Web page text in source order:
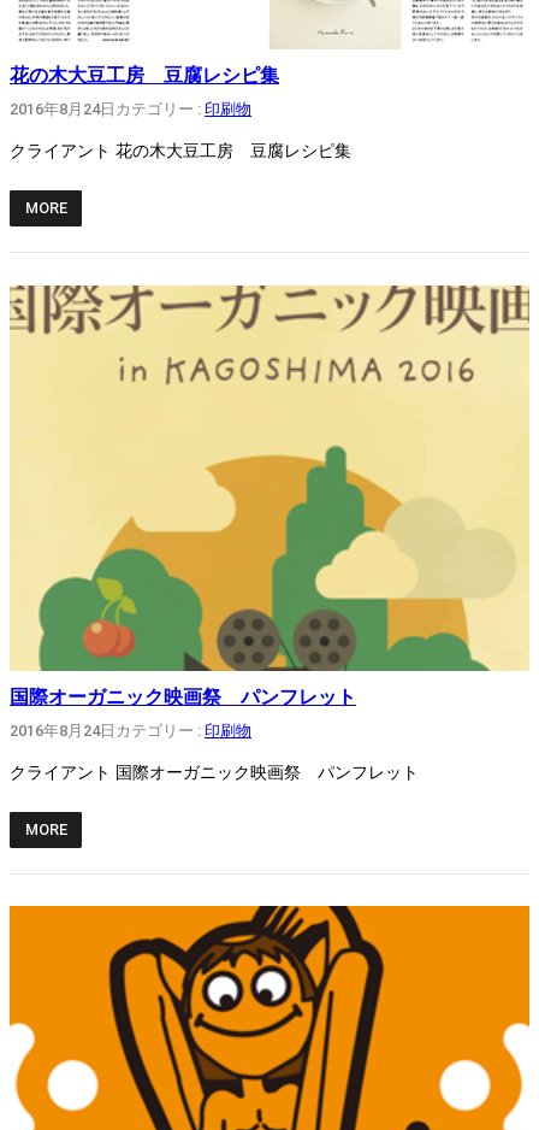
花の木大豆工房 豆腐レシピ集
2016年8月24日 カテゴリー : 印刷物
クライアント 花の木大豆工房 豆腐レシピ集
MORE
国際オーガニック映画祭 パンフレット
2016年8月24日 カテゴリー : 印刷物
クライアント 国際オーガニック映画祭 パンフレット
MORE